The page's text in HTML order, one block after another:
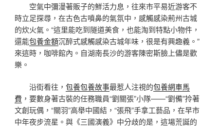
空氣中彌漫著販子的鮮活力息，往來市平易近游客不
時立足探尋，在古色古噴鼻的氣氛中，感觸感染荊州古城
的炊火氣。“這里能吃到隧道美食，也能淘到特點小物件，
還能包養金額沉醉式感觸感染古城年味，很是有興趣義。”
來這時，咖啡館內。自湖南長沙的游客陳密斯臉上儘是歡
樂。
沿街看往， 包養包養故事最惹人注視的包養網車馬
費 ，要數身著古裝的任務職員“劉關張”小隊——“劉備”拎著
文創玩偶，“關羽”高舉中國結，“張飛”手拿工藝品，在早市
中年夜步流星。與《三國演義》中分歧的是，這場荒誕的